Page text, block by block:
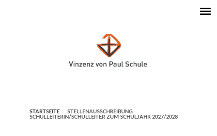
STARTSEITE
STELLENAUSSCHREIBUNG
SCHULLEITERIN/SCHULLEITER ZUM SCHULJAHR 2027/2028